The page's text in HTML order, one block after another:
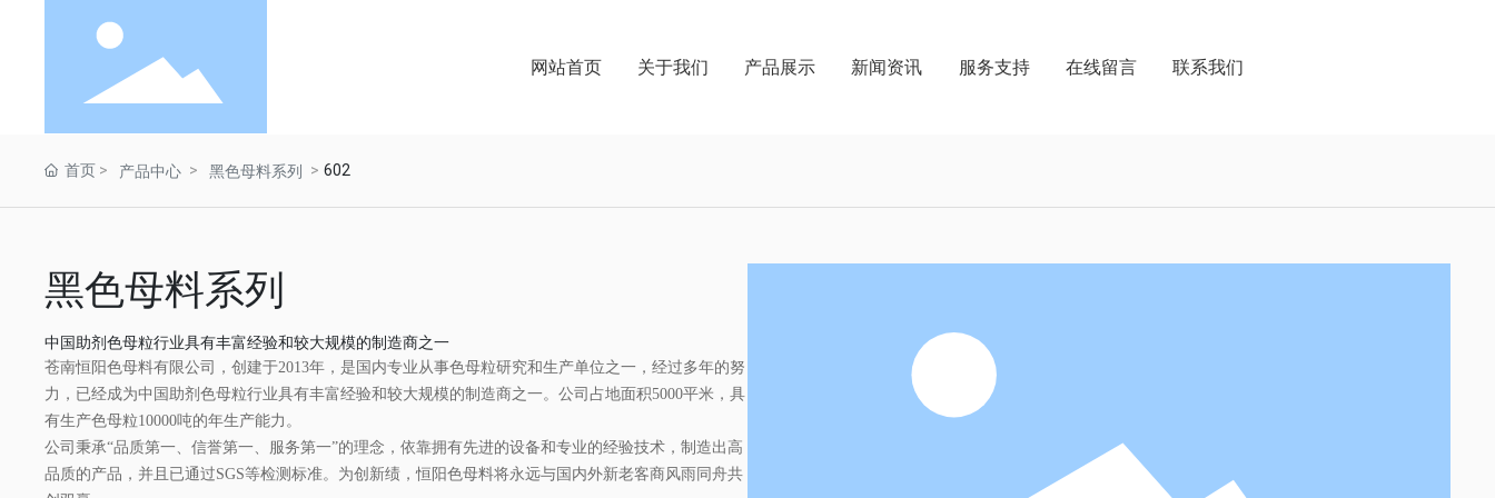
网站首页 关于我们 产品展示 新闻资讯 服务支持 在线留言 联系我们
首页 产品中心 黑色母料系列 602
黑色母料系列
中国助剂色母粒行业具有丰富经验和较大规模的制造商之一
苍南恒阳色母料有限公司，创建于2013年，是国内专业从事色母粒研究和生产单位之一，经过多年的努
力，已经成为中国助剂色母粒行业具有丰富经验和较大规模的制造商之一。公司占地面积5000平米，具
有生产色母粒10000吨的年生产能力。
公司秉承“品质第一、信誉第一、服务第一”的理念，依靠拥有先进的设备和专业的经验技术，制造出高
品质的产品，并且已通过SGS等检测标准。为创新绩，恒阳色母料将永远与国内外新老客商风雨同舟共